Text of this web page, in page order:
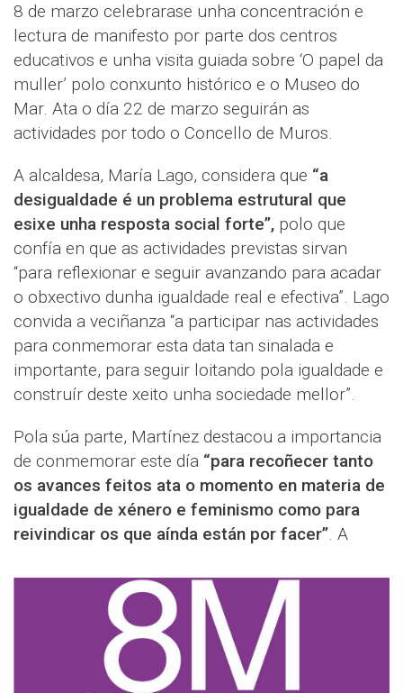
8 de marzo celebrarase unha concentración e
lectura de manifesto por parte dos centros
educativos e unha visita guiada sobre ‘O papel da
muller’ polo conxunto histórico e o Museo do
Mar. Ata o día 22 de marzo seguirán as
actividades por todo o Concello de Muros.
A alcaldesa, María Lago, considera que “a
desigualdade é un problema estrutural que
esixe unha resposta social forte”, polo que
confía en que as actividades previstas sirvan
“para reflexionar e seguir avanzando para acadar
o obxectivo dunha igualdade real e efectiva”. Lago
convida a veciñanza “a participar nas actividades
para conmemorar esta data tan sinalada e
importante, para seguir loitando pola igualdade e
construír deste xeito unha sociedade mellor”.
Pola súa parte, Martínez destacou a importancia
de conmemorar este día “para recoñecer tanto
os avances feitos ata o momento en materia de
igualdade de xénero e feminismo como para
reivindicar os que aínda están por facer”. A